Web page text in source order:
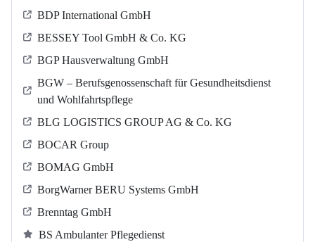
BDP International GmbH
BESSEY Tool GmbH & Co. KG
BGP Hausverwaltung GmbH
BGW – Berufsgenossenschaft für Gesundheitsdienst
und Wohlfahrtspflege
BLG LOGISTICS GROUP AG & Co. KG
BOCAR Group
BOMAG GmbH
BorgWarner BERU Systems GmbH
Brenntag GmbH
BS Ambulanter Pflegedienst